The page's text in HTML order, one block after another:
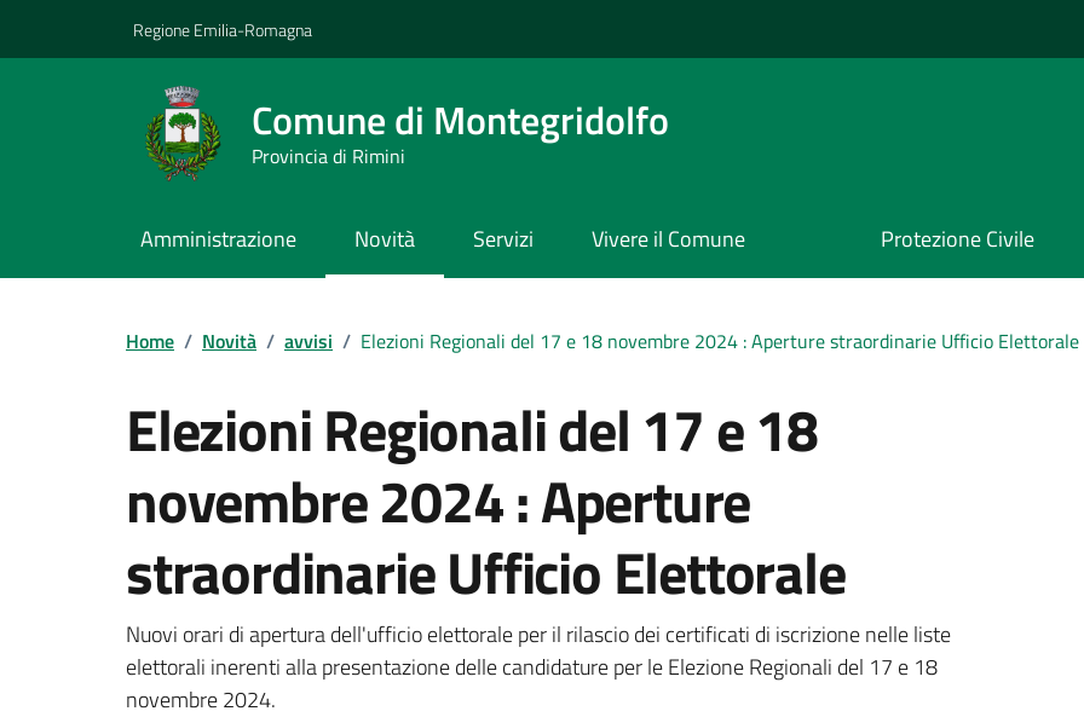
Regione Emilia-Romagna
Comune di Montegridolfo
Provincia di Rimini
Amministrazione Novità Servizi Vivere il Comune Protezione Civile
Home / Novità / avvisi / Elezioni Regionali del 17 e 18 novembre 2024 : Aperture straordinarie Ufficio Elettorale
Elezioni Regionali del 17 e 18
novembre 2024 : Aperture
straordinarie Ufficio Elettorale
Dettagli della notizia
Nuovi orari di apertura dell'ufficio elettorale per il rilascio dei certificati di iscrizione nelle liste
elettorali inerenti alla presentazione delle candidature per le Elezione Regionali del 17 e 18
novembre 2024.